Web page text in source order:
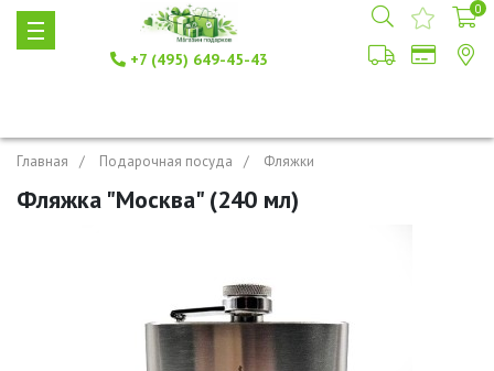
+7 (495) 649-45-43
0
Главная Подарочная посуда Фляжки
Фляжка "Москва" (240 мл)